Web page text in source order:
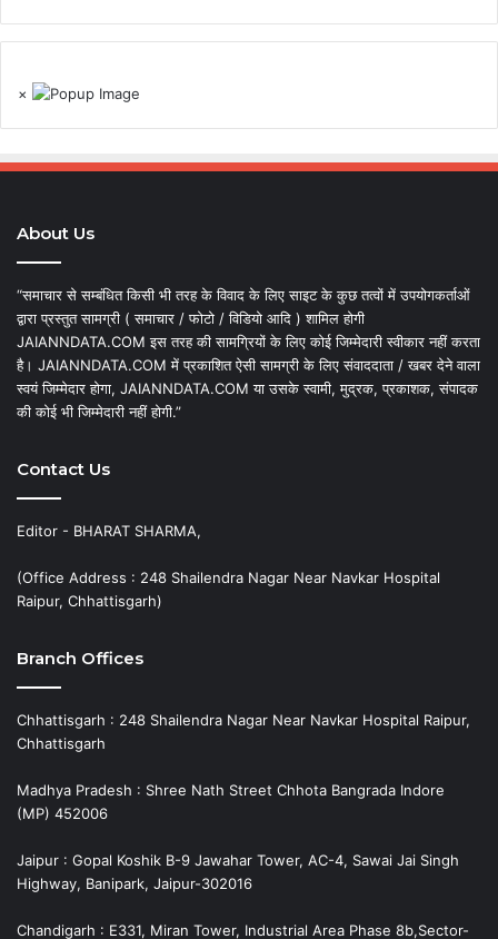
×
About Us
“समाचार से सम्बंधित किसी भी तरह के विवाद के लिए साइट के कुछ तत्वों में उपयोगकर्ताओं
द्वारा प्रस्तुत सामग्री ( समाचार / फोटो / विडियो आदि ) शामिल होगी
JAIANNDATA.COM इस तरह की सामग्रियों के लिए कोई जिम्मेदारी स्वीकार नहीं करता
है। JAIANNDATA.COM में प्रकाशित ऐसी सामग्री के लिए संवाददाता / खबर देने वाला
स्वयं जिम्मेदार होगा, JAIANNDATA.COM या उसके स्वामी, मुद्रक, प्रकाशक, संपादक
की कोई भी जिम्मेदारी नहीं होगी.”
Contact Us
Editor - BHARAT SHARMA,
(Office Address : 248 Shailendra Nagar Near Navkar Hospital
Raipur, Chhattisgarh)
Branch Offices
Chhattisgarh : 248 Shailendra Nagar Near Navkar Hospital Raipur,
Chhattisgarh
Madhya Pradesh : Shree Nath Street Chhota Bangrada Indore
(MP) 452006
Jaipur : Gopal Koshik B-9 Jawahar Tower, AC-4, Sawai Jai Singh
Highway, Banipark, Jaipur-302016
Chandigarh : E331, Miran Tower, Industrial Area Phase 8b,Sector-